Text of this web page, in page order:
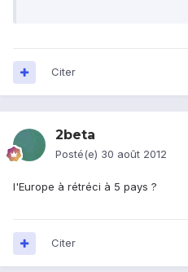
Citer
2beta
Posté(e) 30 août 2012
l'Europe à rétréci à 5 pays ?
Citer